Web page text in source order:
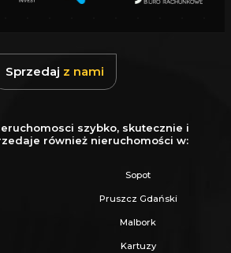
Sprzedaj z nami
szybko, skutecznie i
również nieruchomości w:
Sopot
Pruszcz Gdański
Malbork
Kartuzy